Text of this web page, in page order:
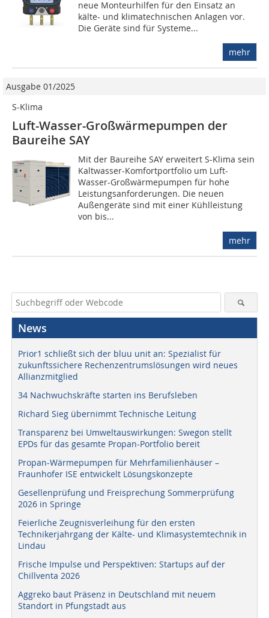
neue Monteurhilfen für den Einsatz an
kälte- und klimatechnischen Anlagen vor.
Die Geräte sind für Systeme...
mehr
Ausgabe 01/2025
S-Klima
Luft-Wasser-Großwärme­pumpen der
Baureihe SAY
Mit der Baureihe SAY erweitert S-Klima sein
Kaltwasser-Komfortportfolio um Luft-
Wasser-Großwärmepumpen für hohe
Leistungsanforderungen. Die neuen
Außengeräte sind mit einer Kühlleistung
von bis...
mehr
News
Prior1 schließt sich der bluu unit an: Spezialist für
zukunftssichere Rechenzentrumslösungen wird neues
Allianzmitglied
34 Nachwuchskräfte starten ins Berufsleben
Richard Sieg übernimmt Technische Leitung
Transparenz bei Umweltauswirkungen: Swegon stellt
EPDs für das gesamte Propan-Portfolio bereit
Propan-Wärmepumpen für Mehrfamilienhäuser –
Fraunhofer ISE entwickelt Lösungskonzepte
Gesellenprüfung und Freisprechung Sommerprüfung
2026 in Springe
Feierliche Zeugnisverleihung für den ersten
Technikerjahrgang der Kälte- und Klimasystemtechnik in
Lindau
Frische Impulse und Perspektiven: Startups auf der
Chillventa 2026
Aggreko baut Präsenz in Deutschland mit neuem
Standort in Pfungstadt aus